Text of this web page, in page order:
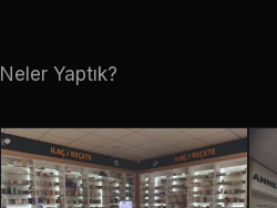
Neler Yaptık?